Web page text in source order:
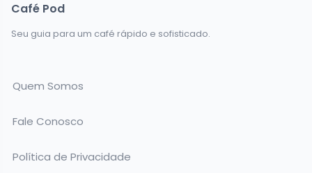
Café Pod
Seu guia para um café rápido e sofisticado.
Quem Somos
Fale Conosco
Política de Privacidade